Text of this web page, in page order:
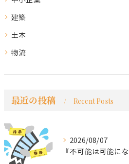
建築
土木
物流
最近の投稿 Recent Posts
2026/08/07
『不可能は可能にな